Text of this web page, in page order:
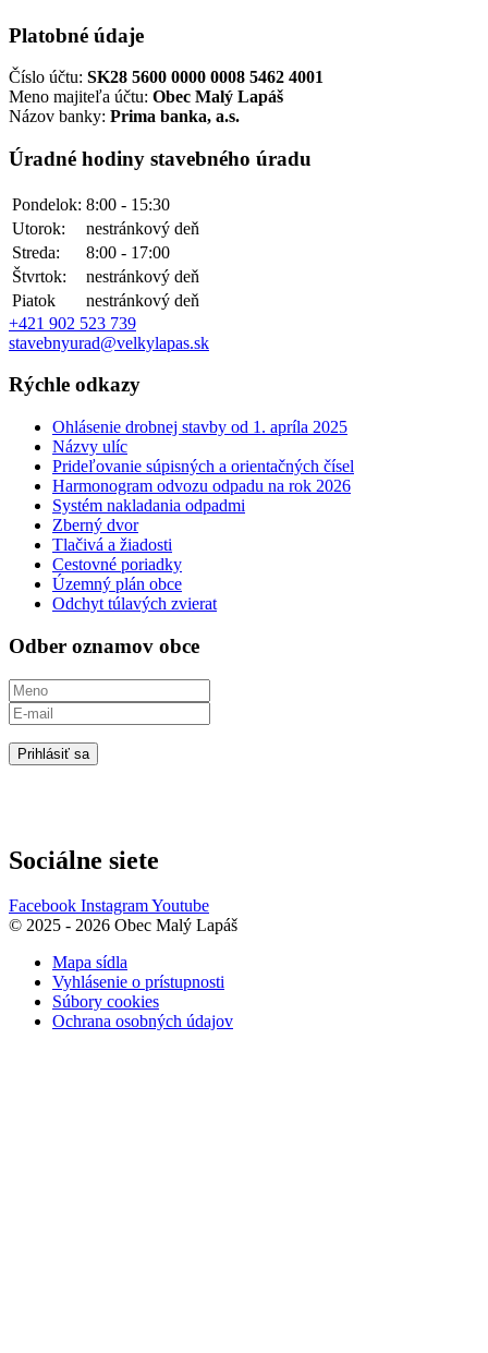
Platobné údaje
Číslo účtu: SK28 5600 0000 0008 5462 4001
Meno majiteľa účtu: Obec Malý Lapáš
Názov banky: Prima banka, a.s.
Úradné hodiny stavebného úradu
Pondelok: 8:00 - 15:30
Utorok:
nestránkový deň
Streda:
8:00 - 17:00
Štvrtok:
nestránkový deň
Piatok
nestránkový deň
+421 902 523 739
stavebnyurad@velkylapas.sk
Rýchle odkazy
Ohlásenie drobnej stavby od 1. apríla 2025
Názvy ulíc
Prideľovanie súpisných a orientačných čísel
Harmonogram odvozu odpadu na rok 2026
Systém nakladania odpadmi
Zberný dvor
Tlačivá a žiadosti
Cestovné poriadky
Územný plán obce
Odchyt túlavých zvierat
Odber oznamov obce
Prihlásiť sa
Sociálne siete
Facebook InstagramYoutube
© 2025 - 2026 Obec Malý Lapáš
Mapa sídla
Vyhlásenie o prístupnosti
Súbory cookies
Ochrana osobných údajov